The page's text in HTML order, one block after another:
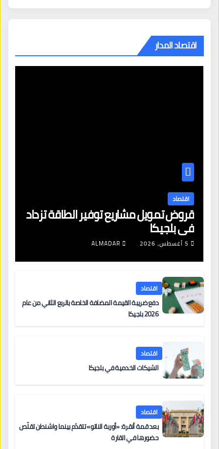
اقتصاد المدار
اقتصاد
قروض تمويل مشاريع توفير الطاقة تزداد
في بلجيكا
5 أغسطس، 2026 ALMADAR
اقتصاد
دفع ضريبة القيمة المضافة الخاصة بالربع الثاني من عام
2026 بلجيكا
اقتصاد
الشيكات الخدمية في بلجيكا
اقتصاد
بعد قمة أنقرة: «أوربة الناتو» تتقدّم بينما واشنطن تقلّص
حضورها في القارة